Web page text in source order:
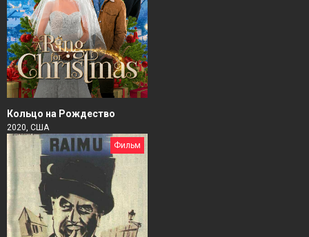
Кольцо на Рождество
2020, США
Фильм